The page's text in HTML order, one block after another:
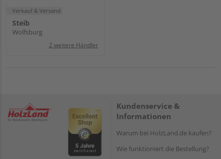
Verkauf & Versand
Steib
Wolfsburg
2 weitere Händler
Kundenservice &
Informationen
Warum bei HolzLand.de kaufen?
Wie funktioniert die Bestellung?